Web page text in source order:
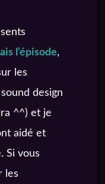
l’épisode,
les
design
^^) et je
aidé et
Si vous
les